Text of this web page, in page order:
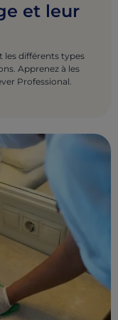
et leur
les différents types
Apprenez à les
Professional.